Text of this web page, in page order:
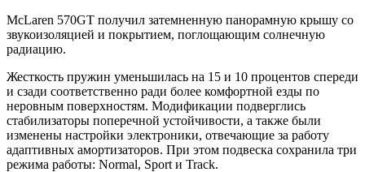
McLaren 570GT получил затемненную панорамную крышу со
звукоизоляцией и покрытием, поглощающим солнечную
радиацию.
Жесткость пружин уменьшилась на 15 и 10 процентов спереди
и сзади соответственно ради более комфортной езды по
неровным поверхностям. Модификации подверглись
стабилизаторы поперечной устойчивости, а также были
изменены настройки электроники, отвечающие за работу
адаптивных амортизаторов. При этом подвеска сохранила три
режима работы: Normal, Sport и Track.